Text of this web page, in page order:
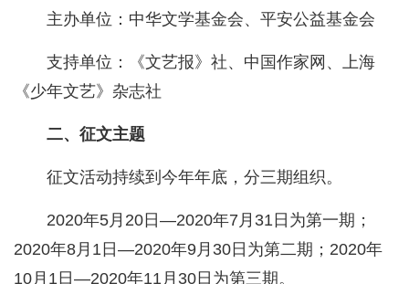
主办单位：中华文学基金会、平安公益基金会
支持单位：《文艺报》社、中国作家网、上海
《少年文艺》杂志社
二、征文主题
征文活动持续到今年年底，分三期组织。
2020年5月20日—2020年7月31日为第一期；
2020年8月1日—2020年9月30日为第二期；2020年
10月1日—2020年11月30日为第三期。